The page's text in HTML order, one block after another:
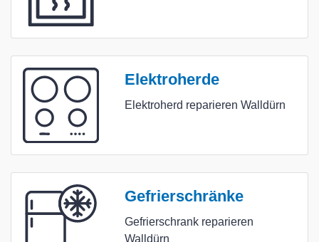
Elektroherde
Elektroherd reparieren Walldürn
Gefrierschränke
Gefrierschrank reparieren
Walldürn